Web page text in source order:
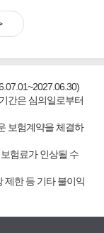
간은 심의일로부터
보험계약을 체결하
험료가 인상될 수
한 등 기타 불이익